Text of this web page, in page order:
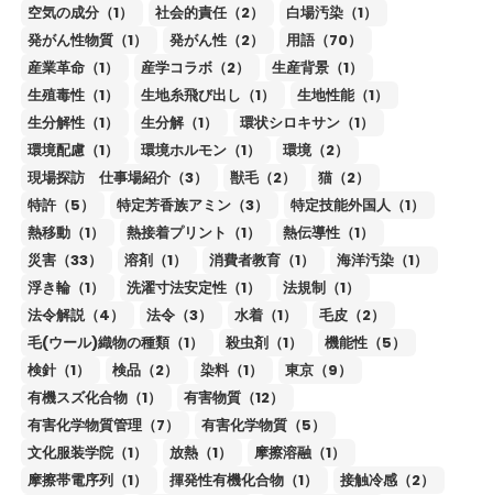
空気の成分（1）
社会的責任（2）
白場汚染（1）
発がん性物質（1）
発がん性（2）
用語（70）
産業革命（1）
産学コラボ（2）
生産背景（1）
生殖毒性（1）
生地糸飛び出し（1）
生地性能（1）
生分解性（1）
生分解（1）
環状シロキサン（1）
環境配慮（1）
環境ホルモン（1）
環境（2）
現場探訪 仕事場紹介（3）
獣毛（2）
猫（2）
特許（5）
特定芳香族アミン（3）
特定技能外国人（1）
熱移動（1）
熱接着プリント（1）
熱伝導性（1）
災害（33）
溶剤（1） 消費者教育（1）
海洋汚染（1）
浮き輪（1）
洗濯寸法安定性（1）
法規制（1）
法令解説（4）
法令（3） 水着（1）
毛皮（2）
毛(ウール)織物の種類（1）
殺虫剤（1）
機能性（5）
検針（1）
検品（2） 染料（1）
東京（9）
有機スズ化合物（1）
有害物質（12）
有害化学物質管理（7）
有害化学物質（5）
文化服装学院（1）
放熱（1）
摩擦溶融（1）
摩擦帯電序列（1）
揮発性有機化合物（1）
接触冷感（2）